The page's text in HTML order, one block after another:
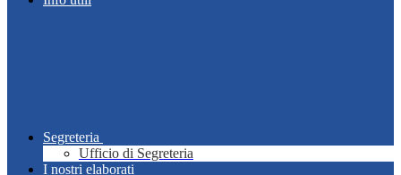
Segreteria
Ufficio di Segreteria
I nostri elaborati